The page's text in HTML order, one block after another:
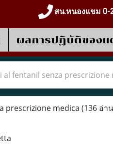
สน.หนองแขม 0-
ผลการปฎิบัติของแ
fentanil senza prescrizione
prescrizione medica (136 อ่า